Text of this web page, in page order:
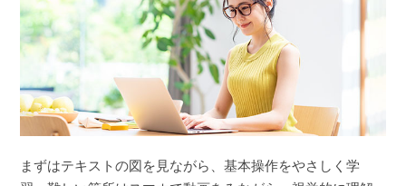
まずはテキストの図を見ながら、基本操作をやさしく学